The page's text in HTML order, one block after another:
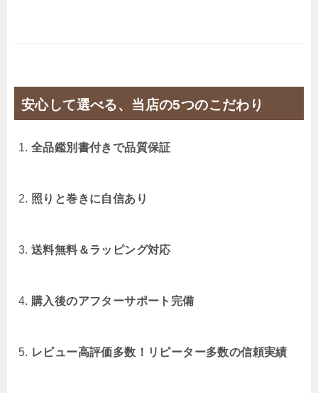
安心して選べる、当店の5つのこだわり
全品鑑別書付きで品質保証
照りと巻きに自信あり
送料無料＆ラッピング対応
購入後のアフターサポート完備
レビュー高評価多数！リピーター多数の信頼実績